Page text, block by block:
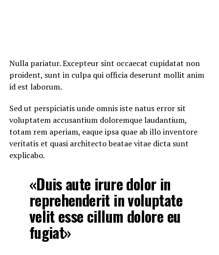
Nulla pariatur. Excepteur sint occaecat cupidatat non
proident, sunt in culpa qui officia deserunt mollit anim
id est laborum.
Sed ut perspiciatis unde omnis iste natus error sit
voluptatem accusantium doloremque laudantium,
totam rem aperiam, eaque ipsa quae ab illo inventore
veritatis et quasi architecto beatae vitae dicta sunt
explicabo.
«Duis aute irure dolor in
reprehenderit in voluptate
velit esse cillum dolore eu
fugiat»